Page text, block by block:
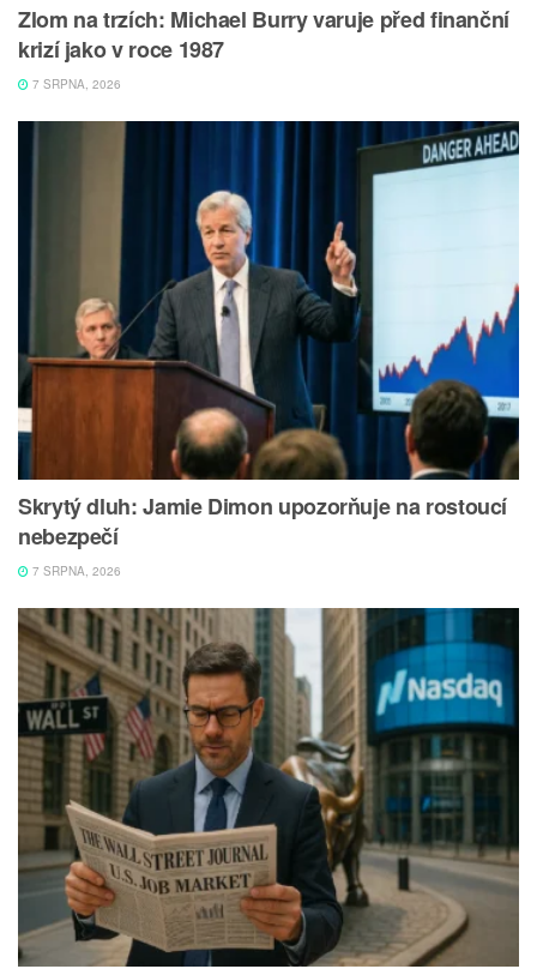
Zlom na trzích: Michael Burry varuje před finanční
krizí jako v roce 1987
7 SRPNA, 2026
Skrytý dluh: Jamie Dimon upozorňuje na rostoucí
nebezpečí
7 SRPNA, 2026